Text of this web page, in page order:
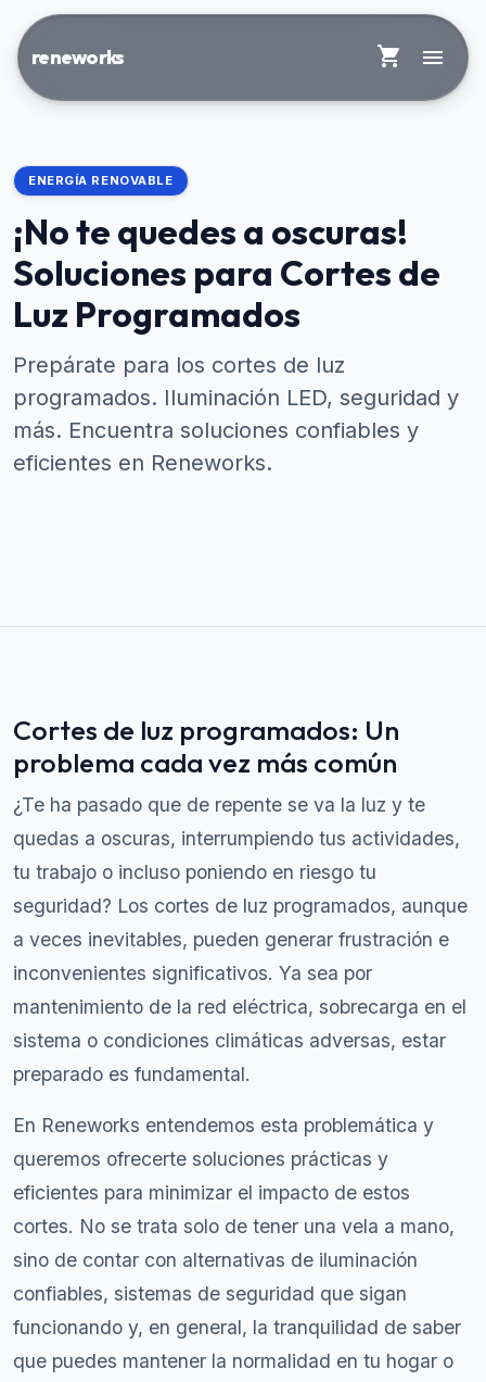
reneworks shopping_cart menu
ENERGÍA RENOVABLE
¡No te quedes a oscuras!
Soluciones para Cortes de
Luz Programados
Prepárate para los cortes de luz
programados. Iluminación LED, seguridad y
más. Encuentra soluciones confiables y
eficientes en Reneworks.
Cortes de luz programados: Un
problema cada vez más común
¿Te ha pasado que de repente se va la luz y te
quedas a oscuras, interrumpiendo tus actividades,
tu trabajo o incluso poniendo en riesgo tu
seguridad? Los cortes de luz programados, aunque
a veces inevitables, pueden generar frustración e
inconvenientes significativos. Ya sea por
mantenimiento de la red eléctrica, sobrecarga en el
sistema o condiciones climáticas adversas, estar
preparado es fundamental.
En Reneworks entendemos esta problemática y
queremos ofrecerte soluciones prácticas y
eficientes para minimizar el impacto de estos
cortes. No se trata solo de tener una vela a mano,
sino de contar con alternativas de iluminación
confiables, sistemas de seguridad que sigan
funcionando y, en general, la tranquilidad de saber
que puedes mantener la normalidad en tu hogar o